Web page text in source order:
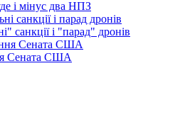
і мінус два НПЗ
санкції і "парад" дронів
Сената США